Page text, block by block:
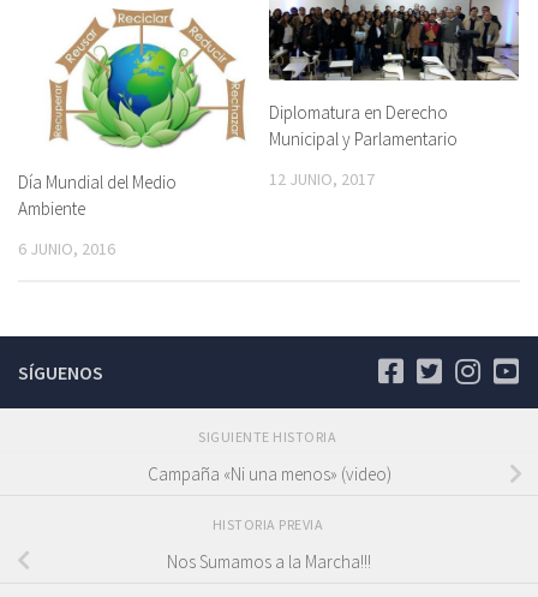
Día Mundial del Medio
Ambiente
6 JUNIO, 2016
Diplomatura en Derecho
Municipal y Parlamentario
12 JUNIO, 2017
SÍGUENOS
SIGUIENTE HISTORIA
Campaña «Ni una menos» (video)
HISTORIA PREVIA
Nos Sumamos a la Marcha!!!